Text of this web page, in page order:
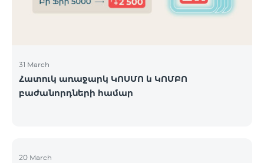
31 March
Հատուկ առաջարկ ԿՈՍՄՈ և ԿՈՄԲՈ
բաժանորդների համար
20 March